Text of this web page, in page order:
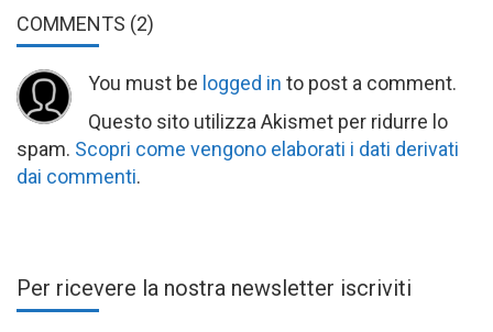
COMMENTS (2)
You must be logged in to post a comment.
Questo sito utilizza Akismet per ridurre lo
spam. Scopri come vengono elaborati i dati derivati
dai commenti.
Per ricevere la nostra newsletter iscriviti